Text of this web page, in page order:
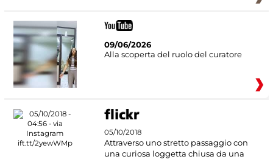
09/06/2026
Alla scoperta del ruolo del curatore
05/10/2018
Attraverso uno stretto passaggio con
una curiosa loggetta chiusa da una